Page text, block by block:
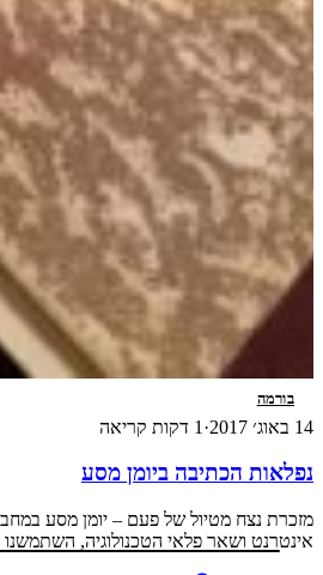
בורמה
14 באוג׳ 2017 · 1 דקות קריאה
נפלאות הכתיבה ביומן מסע
מזכרת נצח מטיול של פעם – יומן מסע
אינטרנט ושאר פלאי הטכנולוגיה,